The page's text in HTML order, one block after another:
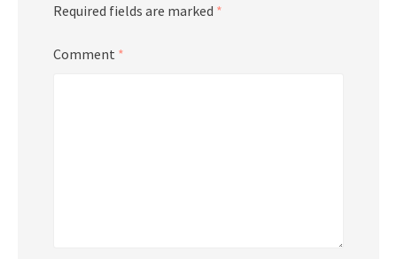
Required fields are marked *
Comment *